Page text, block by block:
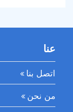
عنا
اتصل بنا
من نحن